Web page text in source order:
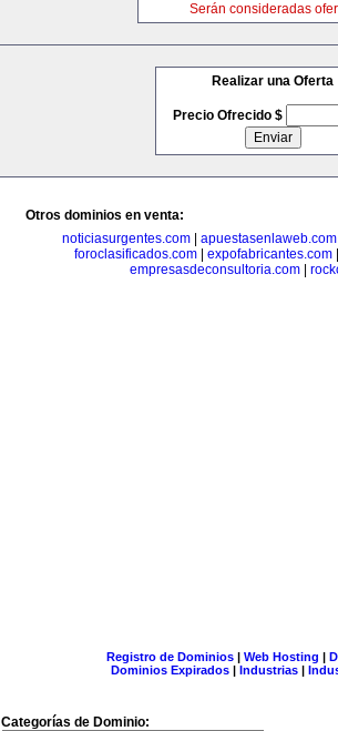
Serán consideradas
Realizar una Oferta
Precio Ofrecido $
Otros dominios en venta:
noticiasurgentes.com| apuestasenlaweb.com
foroclasificados.com
expofabricantes.com
empresasdeconsultoria.com
Registro de Dominios| Web Hosting |
Dominios Expirados | Industrias |
Categorías de Dominio: